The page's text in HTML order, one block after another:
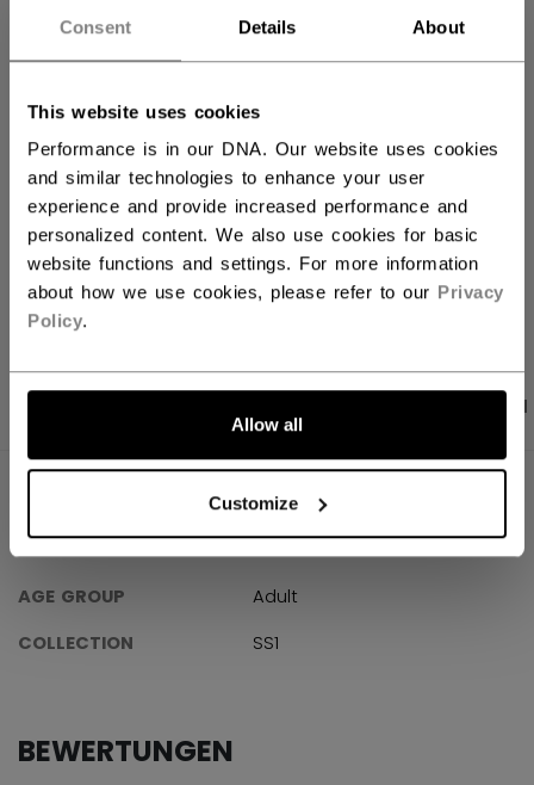
Consent Details About
This website uses cookies
Performance is in our DNA. Our website uses cookies
and similar technologies to enhance your user
experience and provide increased performance and
personalized content. We also use cookies for basic
website functions and settings. For more information
about how we use cookies, please refer to our Privacy
Policy.
Allow all
Customize
IN DEN WARENKORB
Versandbestimmungen
Kostenfreie Rücksendungen
LINKS ZUM
BEWERTUNGEN
AGE GROUP
Adult
COLLECTION
SS1
BEWERTUNGEN